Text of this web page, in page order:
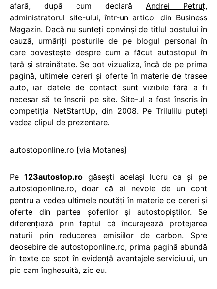
afară, după cum declară Andrei Petruţ,
administratorul site-ului,într-un articol din Business
Magazin. Dacă nu sunteţi convinşi de titlul postului în
cauză, urmăriţi posturile de pe blogul personal în
care povesteşte despre cum a făcut autostopul în
ţară şi strainătate. Se pot vizualiza, încă de pe prima
pagină, ultimele cereri şi oferte în materie de trasee
auto, iar datele de contact sunt vizibile fără a fi
necesar să te înscrii pe site. Site-ul a fost înscris în
competiţia NetStartUp, din 2008. Pe Trilulilu puteţi
vedea clipul de prezentare.
autostoponline.ro [via Motanes]
Pe 123autostop.rogăseşti acelaşi lucru ca şi pe
autostoponline.ro, doar că ai nevoie de un cont
pentru a vedea ultimele noutăţi în materie de cereri şi
oferte din partea şoferilor şi autostopiştilor. Se
diferenţiază prin faptul că încurajează protejarea
naturii prin reducerea emisiilor de carbon. Spre
deosebire de autostoponline.ro, prima pagină abundă
în texte ce scot în evidenţă avantajele serviciului, un
pic cam înghesuită, zic eu.